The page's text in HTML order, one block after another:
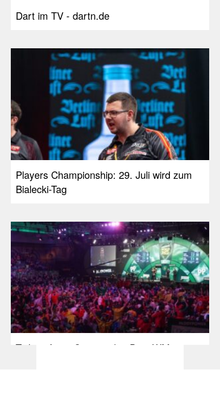
Dart im TV - dartn.de
Players Championship: 29. Juli wird zum
Bialecki-Tag
Ticketinfos + Sessionplan Dart-WM 2026